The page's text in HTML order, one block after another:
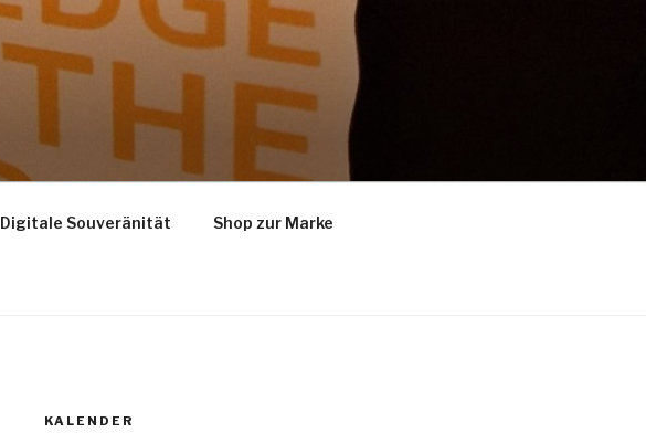
Digitale Souveränität Shop zur Marke
KALENDER